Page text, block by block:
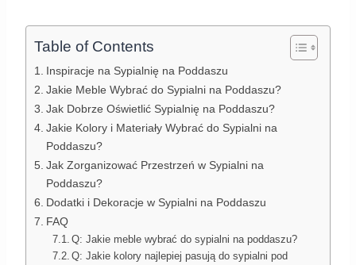
Table of Contents
Inspiracje na Sypialnię na Poddaszu
Jakie Meble Wybrać do Sypialni na Poddaszu?
Jak Dobrze Oświetlić Sypialnię na Poddaszu?
Jakie Kolory i Materiały Wybrać do Sypialni na
Poddaszu?
Jak Zorganizować Przestrzeń w Sypialni na
Poddaszu?
Dodatki i Dekoracje w Sypialni na Poddaszu
FAQ
Q: Jakie meble wybrać do sypialni na poddaszu?
Q: Jakie kolory najlepiej pasują do sypialni pod